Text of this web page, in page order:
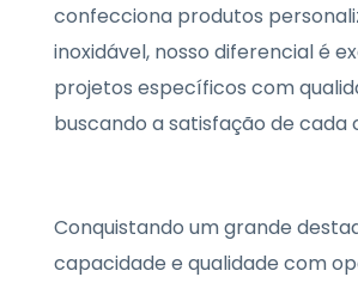
confecciona produtos
inoxidável, nosso diferencial é
projetos específicos com
buscando a satisfação de cada
Conquistando um grande
capacidade e qualidade com